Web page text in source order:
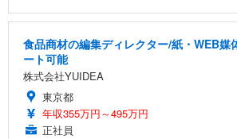
食品商材の編集ディレクター/紙・WEB媒
ート可能
株式会社YUIDEA
東京都
年収355万円～495万円
正社員